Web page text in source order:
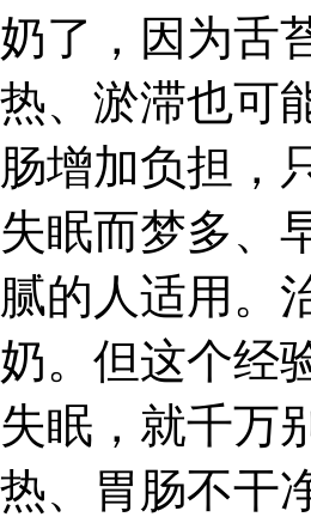
奶了，因为舌
热、淤滞也可
肠增加负担，
失眠而梦多、
腻的人适用。
奶。但这个经
失眠，就千万
热、胃肠不干